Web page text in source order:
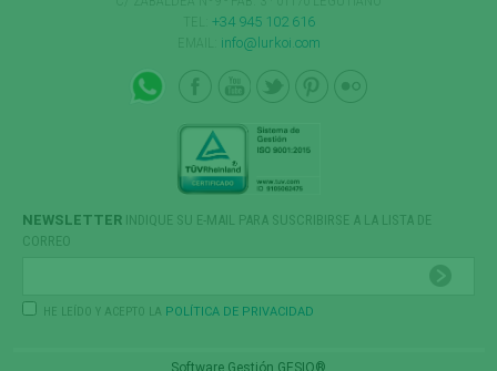
+34 945 102 616
info@lurkoi.com
NEWSLETTER INDIQUE SU E-MAIL PARA SUSCRIBIRSE A LA LISTA DE
CORREO
HE LEÍDO Y ACEPTO LA POLÍTICA DE PRIVACIDAD
Software Gestión GESIO®